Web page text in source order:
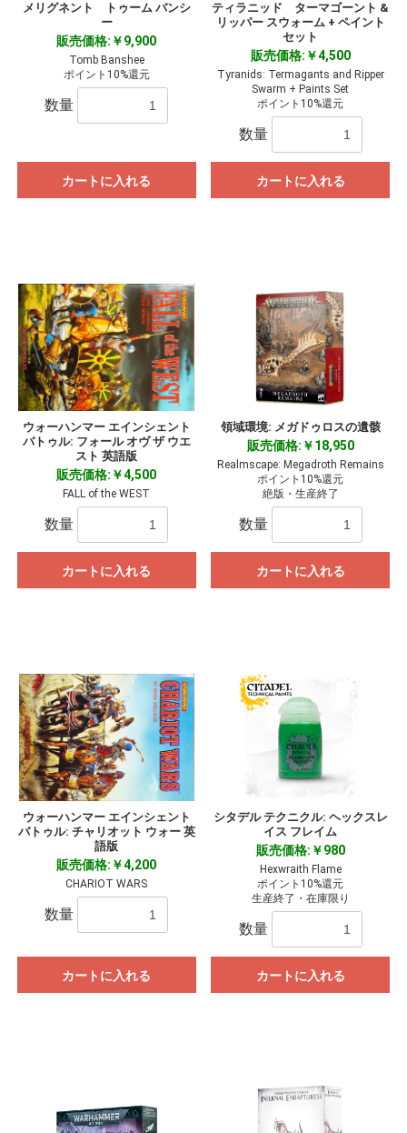
メリグネント トゥーム バンシ
ー
販売価格:￥9,900
Tomb Banshee
ポイント10%還元
数量
カートに入れる
ティラニッド ターマゴーント &
リッパー スウォーム + ペイント
セット
販売価格:￥4,500
Tyranids: Termagants and Ripper
Swarm + Paints Set
ポイント10%還元
数量
カートに入れる
ウォーハンマー エインシェント
バトゥル: フォール オヴ ザ ウエ
スト 英語版
販売価格:￥4,500
FALL of the WEST
数量
カートに入れる
領域環境: メガドゥロスの遺骸
販売価格:￥18,950
Realmscape: Megadroth Remains
ポイント10%還元
絶版・生産終了
数量
カートに入れる
ウォーハンマー エインシェント
バトゥル: チャリオット ウォー 英
語版
販売価格:￥4,200
CHARIOT WARS
数量
カートに入れる
シタデル テクニクル: ヘックスレ
イス フレイム
販売価格:￥980
Hexwraith Flame
ポイント10%還元
生産終了・在庫限り
数量
カートに入れる